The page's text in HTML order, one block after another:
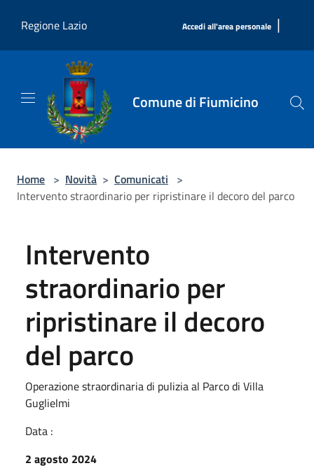
Regione Lazio
Accedi all'area personale |
Comune di Fiumicino
Home > Novità > Comunicati >
Intervento straordinario per ripristinare il decoro del parco
Intervento
straordinario per
ripristinare il decoro
del parco
Operazione straordinaria di pulizia al Parco di Villa
Guglielmi
Data :
2 agosto 2024